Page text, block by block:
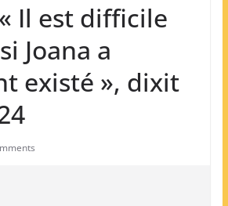
Il est difficile
Joana a
existé », dixit